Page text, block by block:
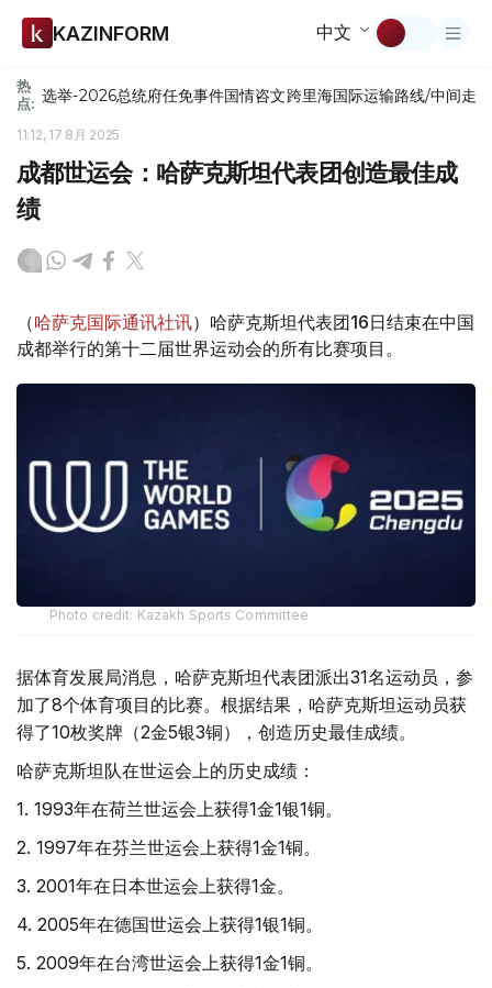
KAZINFORM 中文
热
点: 选举-2026总统府任免事件国情咨文跨里海国际运输路线/中间走廊
11:12, 17 8月 2025
成都世运会：哈萨克斯坦代表团创造最佳成
绩
（哈萨克国际通讯社讯）哈萨克斯坦代表团16日结束在中国
成都举行的第十二届世界运动会的所有比赛项目。
Photo credit: Kazakh Sports Committee
据体育发展局消息，哈萨克斯坦代表团派出31名运动员，参
加了8个体育项目的比赛。根据结果，哈萨克斯坦运动员获
得了10枚奖牌（2金5银3铜），创造历史最佳成绩。
哈萨克斯坦队在世运会上的历史成绩：
1. 1993年在荷兰世运会上获得1金1银1铜。
2. 1997年在芬兰世运会上获得1金1铜。
3. 2001年在日本世运会上获得1金。
4. 2005年在德国世运会上获得1银1铜。
5. 2009年在台湾世运会上获得1金1铜。